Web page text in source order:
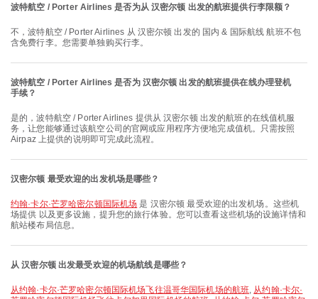
波特航空 / Porter Airlines 是否为从 汉密尔顿 出发的航班提供行李限额？
不，波特航空 / Porter Airlines 从 汉密尔顿 出发的 国内 & 国际航线 航班不包
含免费行李。您需要单独购买行李。
波特航空 / Porter Airlines 是否为 汉密尔顿 出发的航班提供在线办理登机
手续？
是的，波特航空 / Porter Airlines 提供从 汉密尔顿 出发的航班的在线值机服
务，让您能够通过该航空公司的官网或应用程序方便地完成值机。只需按照
Airpaz 上提供的说明即可完成此流程。
汉密尔顿 最受欢迎的出发机场是哪些？
约翰·卡尔·芒罗哈密尔顿国际机场 是 汉密尔顿 最受欢迎的出发机场。这些机
场提供 以及更多设施，提升您的旅行体验。您可以查看这些机场的设施详情和
航站楼布局信息。
从 汉密尔顿 出发最受欢迎的机场航线是哪些？
从约翰·卡尔·芒罗哈密尔顿国际机场飞往温哥华国际机场的航班, 从约翰·卡尔·